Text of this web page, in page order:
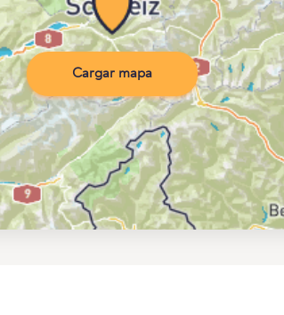
Cargar mapa